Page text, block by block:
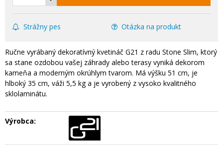
Strážny pes Otázka na produkt
Ručne vyrábaný dekoratívný kvetináč G21 z radu Stone Slim, ktorý
sa stane ozdobou vašej záhrady alebo terasy vyniká dekorom
kameňa a moderným okrúhlym tvarom. Má výšku 51 cm, je
hlboký 35 cm, váži 5,5 kg a je vyrobený z vysoko kvalitného
sklolaminátu.
Výrobca: